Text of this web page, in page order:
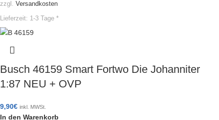
zzgl. Versandkosten
Lieferzeit: 1-3 Tage *
Busch 46159 Smart Fortwo Die Johanniter
1:87 NEU + OVP
9,90€ inkl. MWSt.
In den Warenkorb